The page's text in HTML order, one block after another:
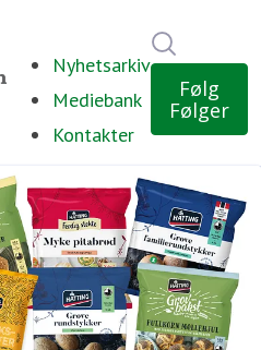
Nyhetsarkiv
Mediebank
Kontakter
Følg
Følger